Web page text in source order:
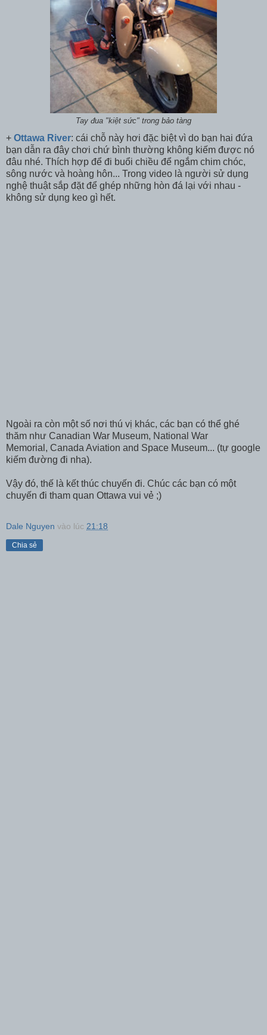
Tay đua "kiệt sức" trong bảo tàng
+ Ottawa River: cái chỗ này hơi đặc biệt vì do bạn hai đứa
bạn dẫn ra đây chơi chứ bình thường không kiếm được nó
đâu nhé. Thích hợp để đi buổi chiều để ngắm chim chóc,
sông nước và hoàng hôn... Trong video là người sử dụng
nghệ thuật sắp đặt để ghép những hòn đá lại với nhau -
không sử dụng keo gì hết.
Ngoài ra còn một số nơi thú vị khác, các bạn có thể ghé
thăm như Canadian War Museum, National War
Memorial, Canada Aviation and Space Museum... (tự google
kiếm đường đi nha).
Vậy đó, thế là kết thúc chuyến đi. Chúc các bạn có một
chuyến đi tham quan Ottawa vui vẻ ;)
Dale Nguyen vào lúc 21:18
Chia sẻ